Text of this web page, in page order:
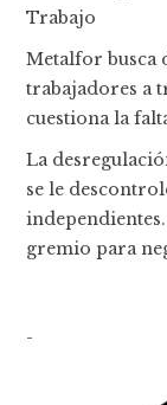
Trabajo
Metalfor busca
trabajadores a
cuestiona la
La
se le
gremio para
-